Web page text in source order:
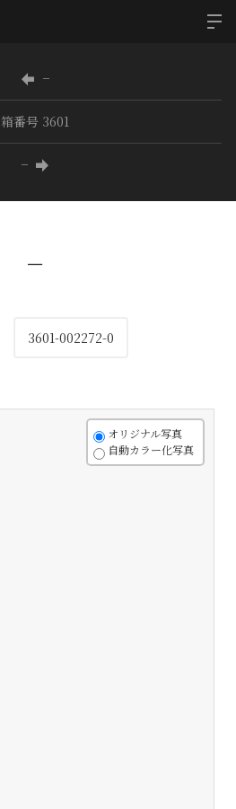
−
箱番号 3601
−
−
3601-002272-0
オリジナル写真
自動カラー化写真